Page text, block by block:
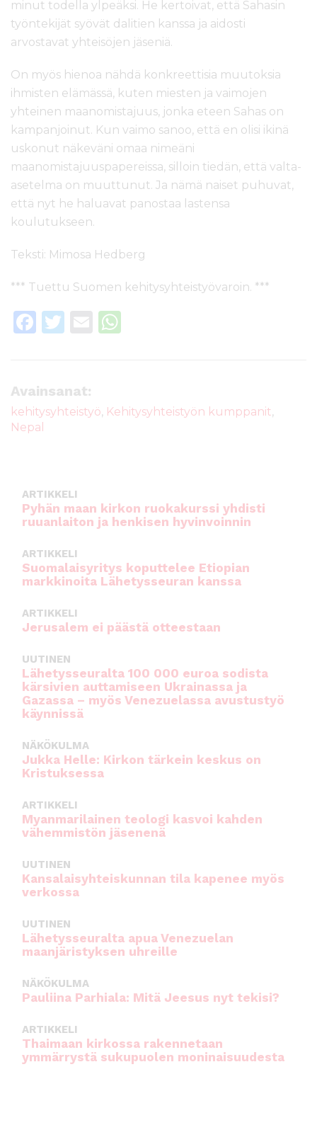
minut todella ylpeäksi. He kertoivat, että Sahasin
työntekijät syövät dalitien kanssa ja aidosti
arvostavat yhteisöjen jäseniä.
On myös hienoa nähdä konkreettisia muutoksia
ihmisten elämässä, kuten miesten ja vaimojen
yhteinen maanomistajuus, jonka eteen Sahas on
kampanjoinut. Kun vaimo sanoo, että en olisi ikinä
uskonut näkeväni omaa nimeäni
maanomistajuuspapereissa, silloin tiedän, että valta-
asetelma on muuttunut. Ja nämä naiset puhuvat,
että nyt he haluavat panostaa lastensa
koulutukseen.
Teksti: Mimosa Hedberg
*** Tuettu Suomen kehitysyhteistyövaroin. ***
F
e
b
o
T
te
r
E
A
Avainsanat:
kehitysyhteistyö, Kehitysyhteistyön kumppanit,
Nepal
ARTIKKELI
Pyhän maan kirkon ruokakurssi yhdisti
ruuanlaiton ja henkisen hyvinvoinnin
ARTIKKELI
Suomalaisyritys koputtelee Etiopian
markkinoita Lähetysseuran kanssa
ARTIKKELI
Jerusalem ei päästä otteestaan
UUTINEN
Lähetysseuralta 100 000 euroa sodista
kärsivien auttamiseen Ukrainassa ja
Gazassa – myös Venezuelassa avustustyö
käynnissä
NÄKÖKULMA
Jukka Helle: Kirkon tärkein keskus on
Kristuksessa
ARTIKKELI
Myanmarilainen teologi kasvoi kahden
vähemmistön jäsenenä
UUTINEN
Kansalaisyhteiskunnan tila kapenee myös
verkossa
UUTINEN
Lähetysseuralta apua Venezuelan
maanjäristyksen uhreille
NÄKÖKULMA
Pauliina Parhiala: Mitä Jeesus nyt tekisi?
ARTIKKELI
Thaimaan kirkossa rakennetaan
ymmärrystä sukupuolen moninaisuudesta